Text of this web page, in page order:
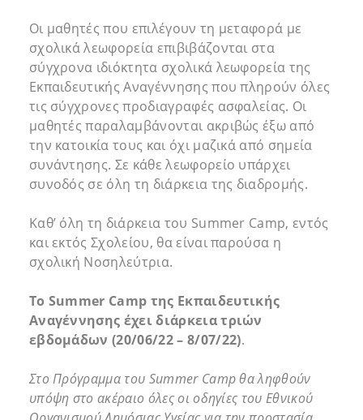
Οι μαθητές που επιλέγουν τη μεταφορά με
σχολικά λεωφορεία επιβιβάζονται στα
σύγχρονα ιδιόκτητα σχολικά λεωφορεία της
Εκπαιδευτικής Αναγέννησης που πληρούν όλες
τις σύγχρονες προδιαγραφές ασφαλείας. Οι
μαθητές παραλαμβάνονται ακριβώς έξω από
την κατοικία τους και όχι μαζικά από σημεία
συνάντησης. Σε κάθε λεωφορείο υπάρχει
συνοδός σε όλη τη διάρκεια της διαδρομής.
Καθ’ όλη τη διάρκεια του Summer Camp, εντός
και εκτός Σχολείου, θα είναι παρούσα η
σχολική Νοσηλεύτρια.
Το Summer Camp της Εκπαιδευτικής
Αναγέννησης έχει διάρκεια τριών
εβδομάδων (20/06/22 – 8/07/22).
Στο Πρόγραμμα του Summer Camp θα ληφθούν
υπόψη στο ακέραιο όλες οι οδηγίες του Εθνικού